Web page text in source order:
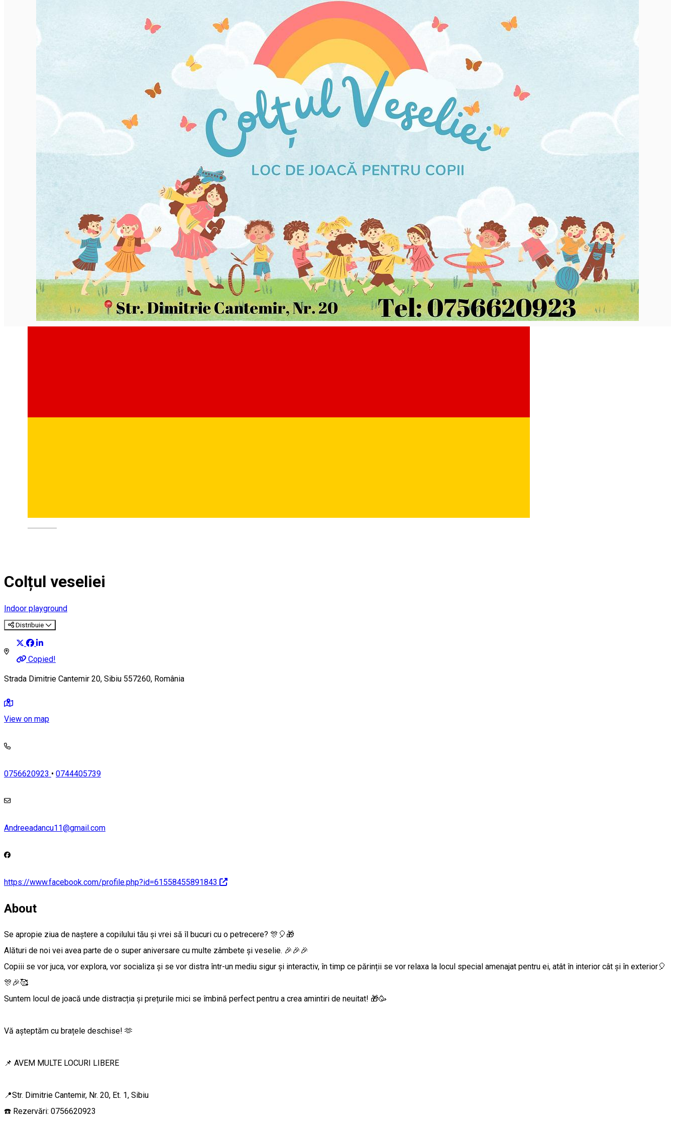
Colțul veseliei
Indoor playground
Distribuie
Copied!
Strada Dimitrie Cantemir 20, Sibiu 557260, România
View on map
0756620923 • 0744405739
Andreeadancu11@gmail.com
https://www.facebook.com/profile.php?id=61558455891843
About
Se apropie ziua de naștere a copilului tău și vrei să îl bucuri cu o petrecere? 🎊🎈🎁
Alături de noi vei avea parte de o super aniversare cu multe zâmbete și veselie. 🎉🎉🎉
Copiii se vor juca, vor explora, vor socializa și se vor distra într-un mediu sigur și interactiv, în timp ce părinții se vor relaxa la locul special amenajat pentru ei, atât în interior cât și în exterior🎈
🎊🎉🥰
Suntem locul de joacă unde distracția și prețurile mici se îmbină perfect pentru a crea amintiri de neuitat! 🎁🥳
Vă așteptăm cu brațele deschise! 🫶
📌 AVEM MULTE LOCURI LIBERE
📍Str. Dimitrie Cantemir, Nr. 20, Et. 1, Sibiu
☎️ Rezervări: 0756620923